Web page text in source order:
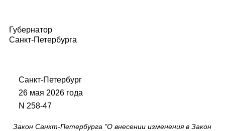
Губернатор
Санкт-Петербурга
Санкт-Петербург
26 мая 2026 года
N 258-47
Закон Санкт-Петербурга "О внесении изменения в Закон